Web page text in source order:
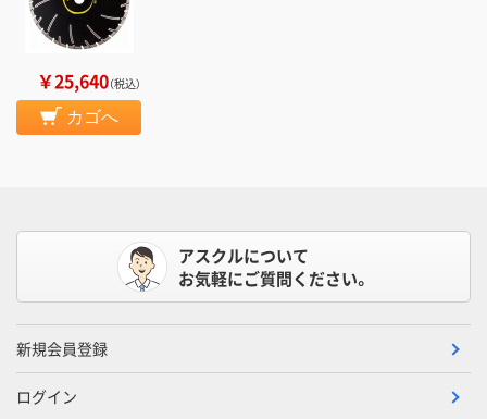
￥25,640（税込）
カゴへ
アスクルについて
お気軽にご質問ください。
新規会員登録
ログイン